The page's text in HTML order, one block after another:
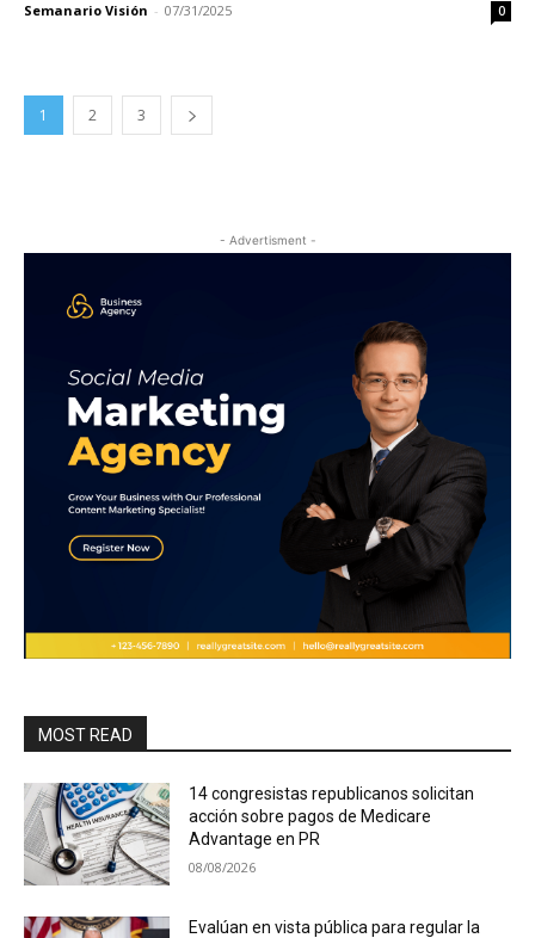
Semanario Visión - 07/31/2025 0
1 2 3
- Advertisment -
MOST READ
14 congresistas republicanos solicitan
acción sobre pagos de Medicare
Advantage en PR
08/08/2026
Evalúan en vista pública para regular la